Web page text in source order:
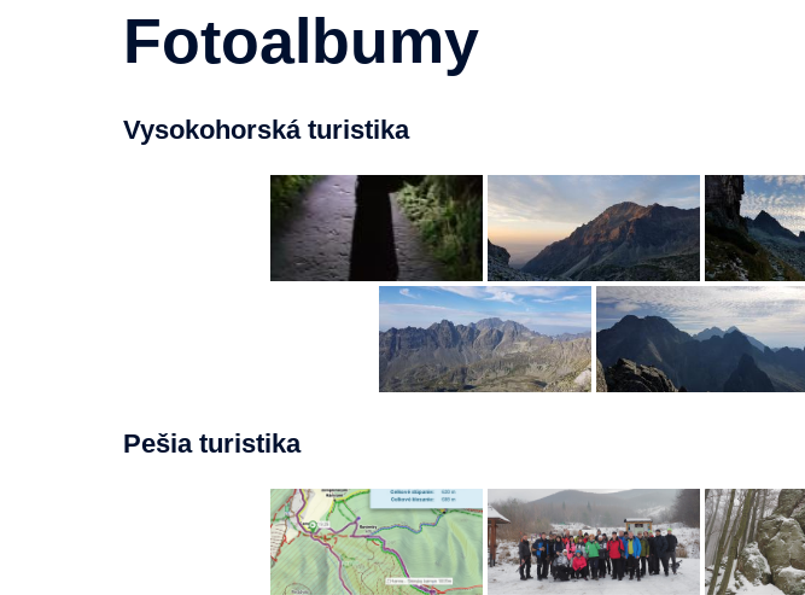
Fotoalbumy
Vysokohorská turistika
Pešia turistika